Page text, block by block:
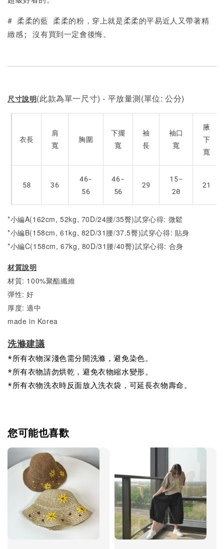
# 柔柔的藍 柔柔的粉，穿上就是柔柔的平易近人又帶著精
緻感; 沒有買到一定會後悔。
尺寸說明(此款為單一尺寸) - 平放量測(單位: 公分)
衣長
肩
寬
胸圍
下擺
寬
袖
長
袖口
寬
腋
下
寬
58 36
46-
56
46-
56
29
15-
20
21
*小編A(162cm, 52kg, 70D/24腰/35臀)試穿心得: 微鬆
*小編B(158cm, 61kg, 82D/31腰/37.5臀)試穿心得: 貼身
*小編C(158cm, 67kg, 80D/31腰/40臀)試穿心得: 合身
材質說明
材質: 100%聚酯纖維
彈性: 好
厚度: 適中
made in Korea
洗滌建議
*所有衣物深淺色需分開洗滌，避免染色。
*所有衣物請勿烘乾，避免衣物縮水變形。
*所有衣物洗衣時反面放入洗衣袋，可延長衣物壽命。
您可能也喜歡